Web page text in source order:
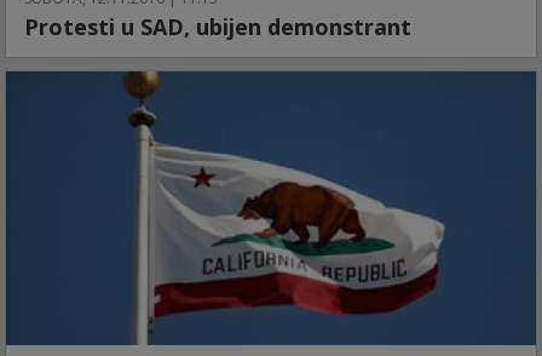
Protesti u SAD, ubijen demonstrant